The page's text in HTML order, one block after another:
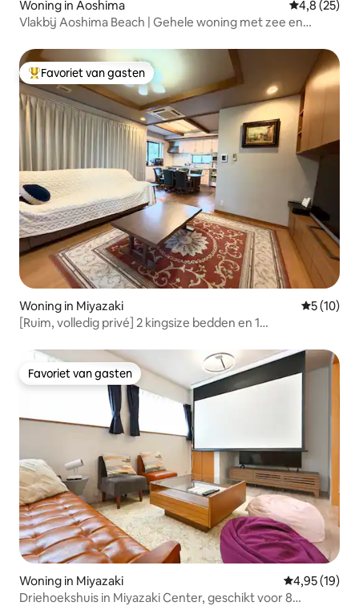
Woning in Aoshima
4,8 (25)
Vlakbij Aoshima Beach | Gehele woning met zee en
parkeergelegenheid
Topfavoriet van gasten
Favoriet van gasten
Woning in Miyazaki
5 (10)
[Ruim, volledig privé] 2 kingsize bedden en 1
auto's | Toplocatie, uitstekende faciliteiten
Favoriet van gasten
Favoriet van gasten
Woning in Miyazaki Gemiddelde
4,95 (19)
Driehoekshuis in Miyazaki Center, geschikt voor 8